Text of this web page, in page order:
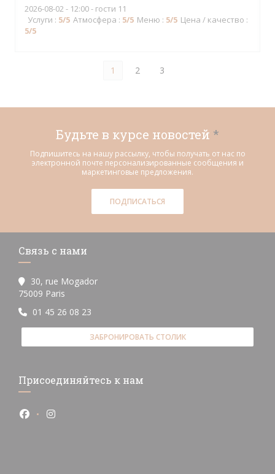
2026-08-02 - 12:00 - гости 11
Услуги : 5/5 Атмосфера : 5/5 Меню : 5/5 Цена / качество :
5/5
1 2 3
Будьте в курсе новостей *
Подпишитесь на нашу рассылку, чтобы получать от нас по
электронной почте персонализированные сообщения и
маркетинговые предложения.
ПОДПИСАТЬСЯ
Связь с нами
30, rue Mogador
75009 Paris
01 45 26 08 23
ЗАБРОНИРОВАТЬ СТОЛИК
Присоединяйтесь к нам
Facebook ((открывается в новом окне))
Instagram ((открывается в новом окне))